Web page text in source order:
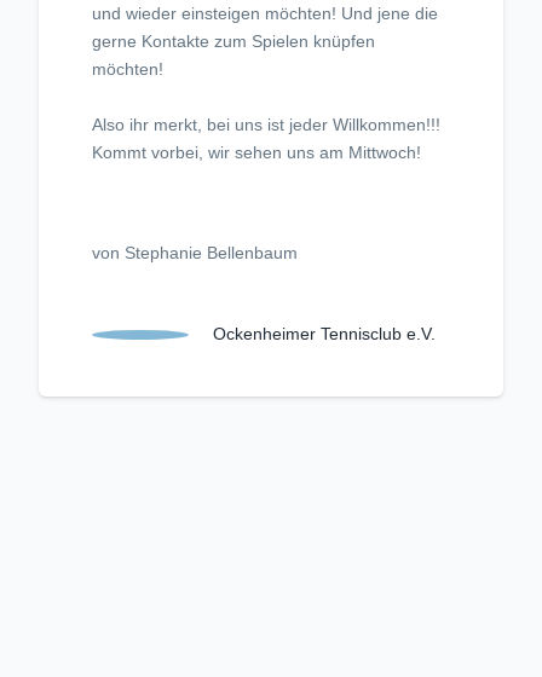
und wieder einsteigen möchten! Und jene die
gerne Kontakte zum Spielen knüpfen
möchten!
Also ihr merkt, bei uns ist jeder Willkommen!!!
Kommt vorbei, wir sehen uns am Mittwoch!
von Stephanie Bellenbaum
Ockenheimer Tennisclub e.V.